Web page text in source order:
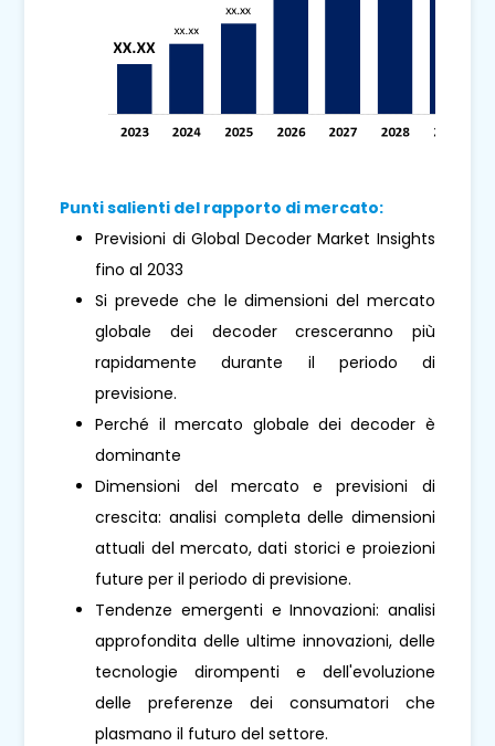
Punti salienti del rapporto di mercato:
Previsioni di Global Decoder Market Insights
fino al 2033
Si prevede che le dimensioni del mercato
globale dei decoder cresceranno più
rapidamente durante il periodo di
previsione.
Perché il mercato globale dei decoder è
dominante
Dimensioni del mercato e previsioni di
crescita: analisi completa delle dimensioni
attuali del mercato, dati storici e proiezioni
future per il periodo di previsione.
Tendenze emergenti e Innovazioni: analisi
approfondita delle ultime innovazioni, delle
tecnologie dirompenti e dell'evoluzione
delle preferenze dei consumatori che
plasmano il futuro del settore.